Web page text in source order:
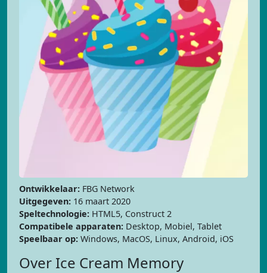
Ontwikkelaar: FBG Network
Uitgegeven: 16 maart 2020
Speltechnologie: HTML5, Construct 2
Compatibele apparaten: Desktop, Mobiel, Tablet
Speelbaar op: Windows, MacOS, Linux, Android, iOS
Over Ice Cream Memory